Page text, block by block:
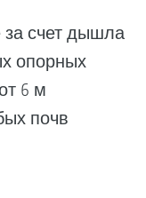
за счет дышла
опорных
6 м
почв